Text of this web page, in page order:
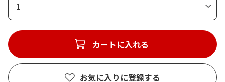
1
カートに入れる
お気に入りに登録する